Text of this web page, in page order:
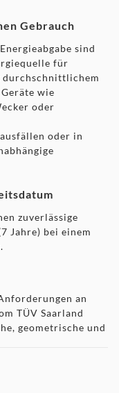
Gebrauch
sind
für
wie
oder
oder in
zuverlässige
Jahre) bei einem
an
TÜV Saarland
geometrische und